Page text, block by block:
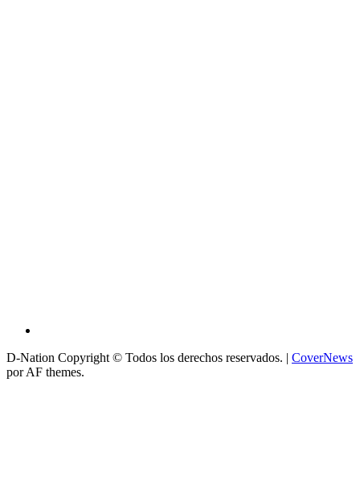
D-Nation Copyright © Todos los derechos reservados. | CoverNews
por AF themes.